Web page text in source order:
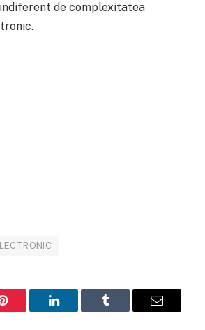
de complexitatea
Pinterest LinkedIn Tumblr Email